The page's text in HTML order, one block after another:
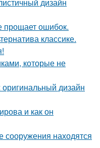
дизайн
прощает ошибок.
классике.
которые не
дизайн
и как он
находятся